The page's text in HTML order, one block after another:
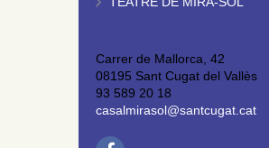
Carrer de Mallorca, 42
08195 Sant Cugat del Vallès
93 589 20 18
casalmirasol@santcugat.cat